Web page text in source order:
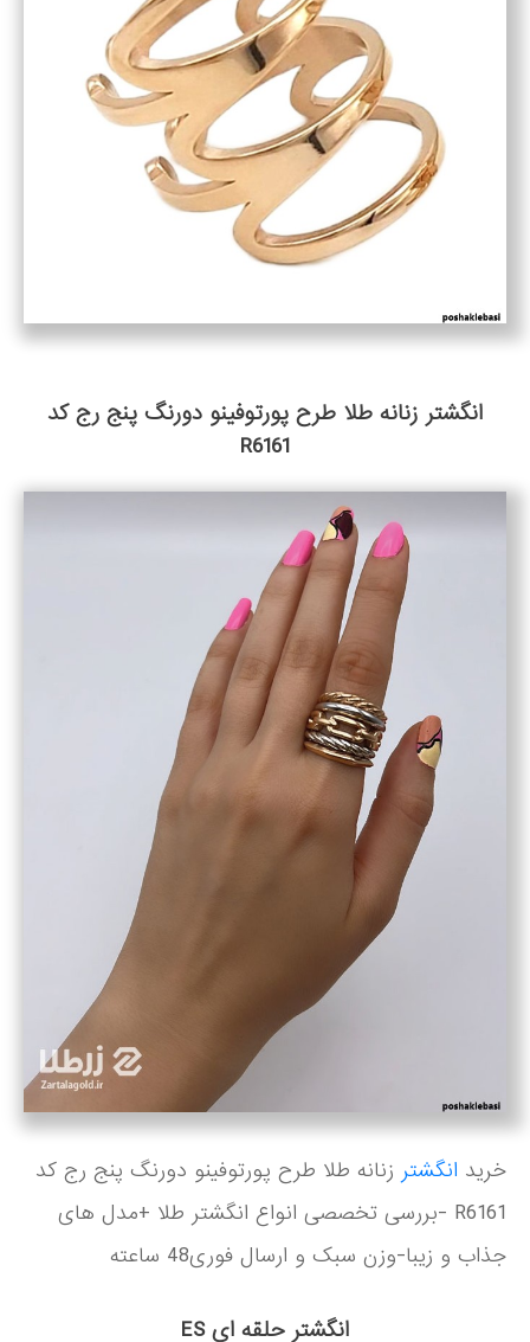
انگشتر زنانه طلا طرح پورتوفینو دورنگ پنج رج کد
R6161
خرید انگشتر زنانه طلا طرح پورتوفینو دورنگ پنج رج کد
R6161 -بررسی تخصصی انواع انگشتر طلا +مدل های
جذاب و زیبا-وزن سبک و ارسال فوری48 ساعته
انگشتر حلقه ای ES